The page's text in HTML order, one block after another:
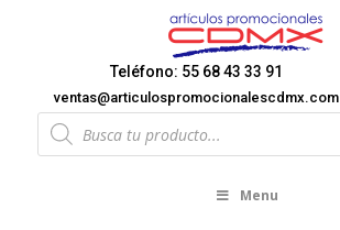
Teléfono: 55 68 43 33 91
ventas@articulospromocionalescdmx.com
Products
search
Menu